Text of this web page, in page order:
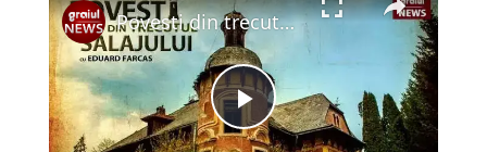
P
Povesti din trecutul Salajului Episodul 1